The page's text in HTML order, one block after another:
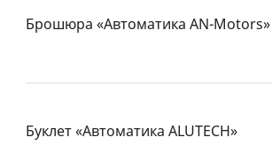
Брошюра «Автоматика AN-Motors»
Буклет «Автоматика ALUTECH»